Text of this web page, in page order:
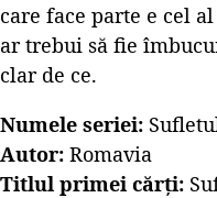
care face parte e cel
ar trebui să fie
clar de ce.
Numele seriei:
Autor: Romavia
Titlul primei cărți: